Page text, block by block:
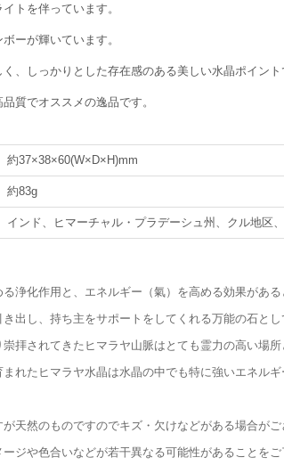
トを伴っています。
ーが輝いています。
、しっかりとした存在感のある美しい水晶ポイント
質でオススメの逸品です。
約37×38×60(W×D×H)mm
約83g
インド、ヒマーチャル・プラデーシュ州、クル地区
浄化作用と、エネルギー（氣）を高める効果がある
出し、持ち主をサポートをしてくれる万能の石とし
拝されてきたヒマラヤ山脈はとても霊力の高い場所
れたヒマラヤ水晶は水晶の中でも特に強いエネルギ
天然のものですのでキズ・欠けなどがある場合がご
ジや色合いなどが若干異なる可能性があることをご